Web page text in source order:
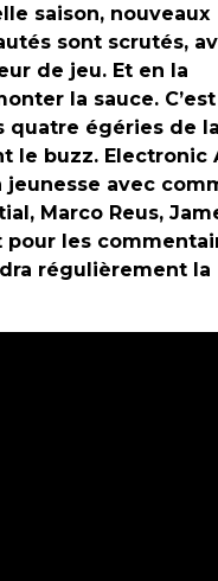
saison, nouveaux
sont scrutés,
de jeu. Et en la
la sauce.
quatre égéries de
le buzz. Electronic
avec
Marco Reus,
pour les
régulièrement la